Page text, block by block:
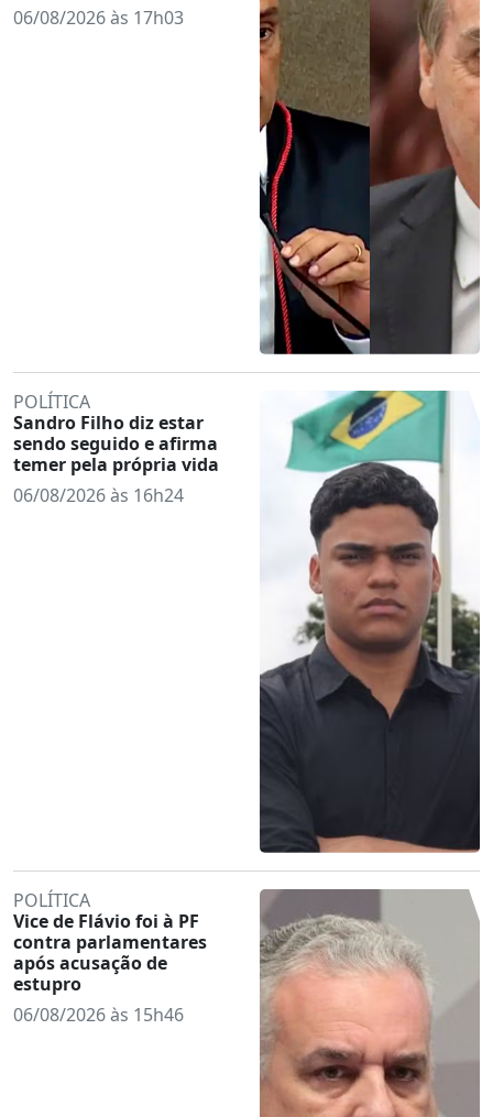
06/08/2026 às 17h03
POLÍTICA
Sandro Filho diz estar
sendo seguido e afirma
temer pela própria vida
06/08/2026 às 16h24
POLÍTICA
Vice de Flávio foi à PF
contra parlamentares
após acusação de
estupro
06/08/2026 às 15h46